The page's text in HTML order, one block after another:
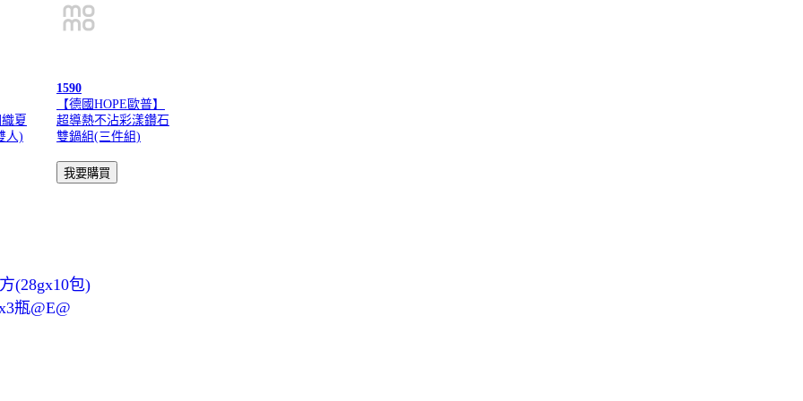
夏
人)
1590
【德國HOPE歐普】
超導熱不沾彩漾鑽石
雙鍋組(三件組)
(28gx10包)
瓶@E@